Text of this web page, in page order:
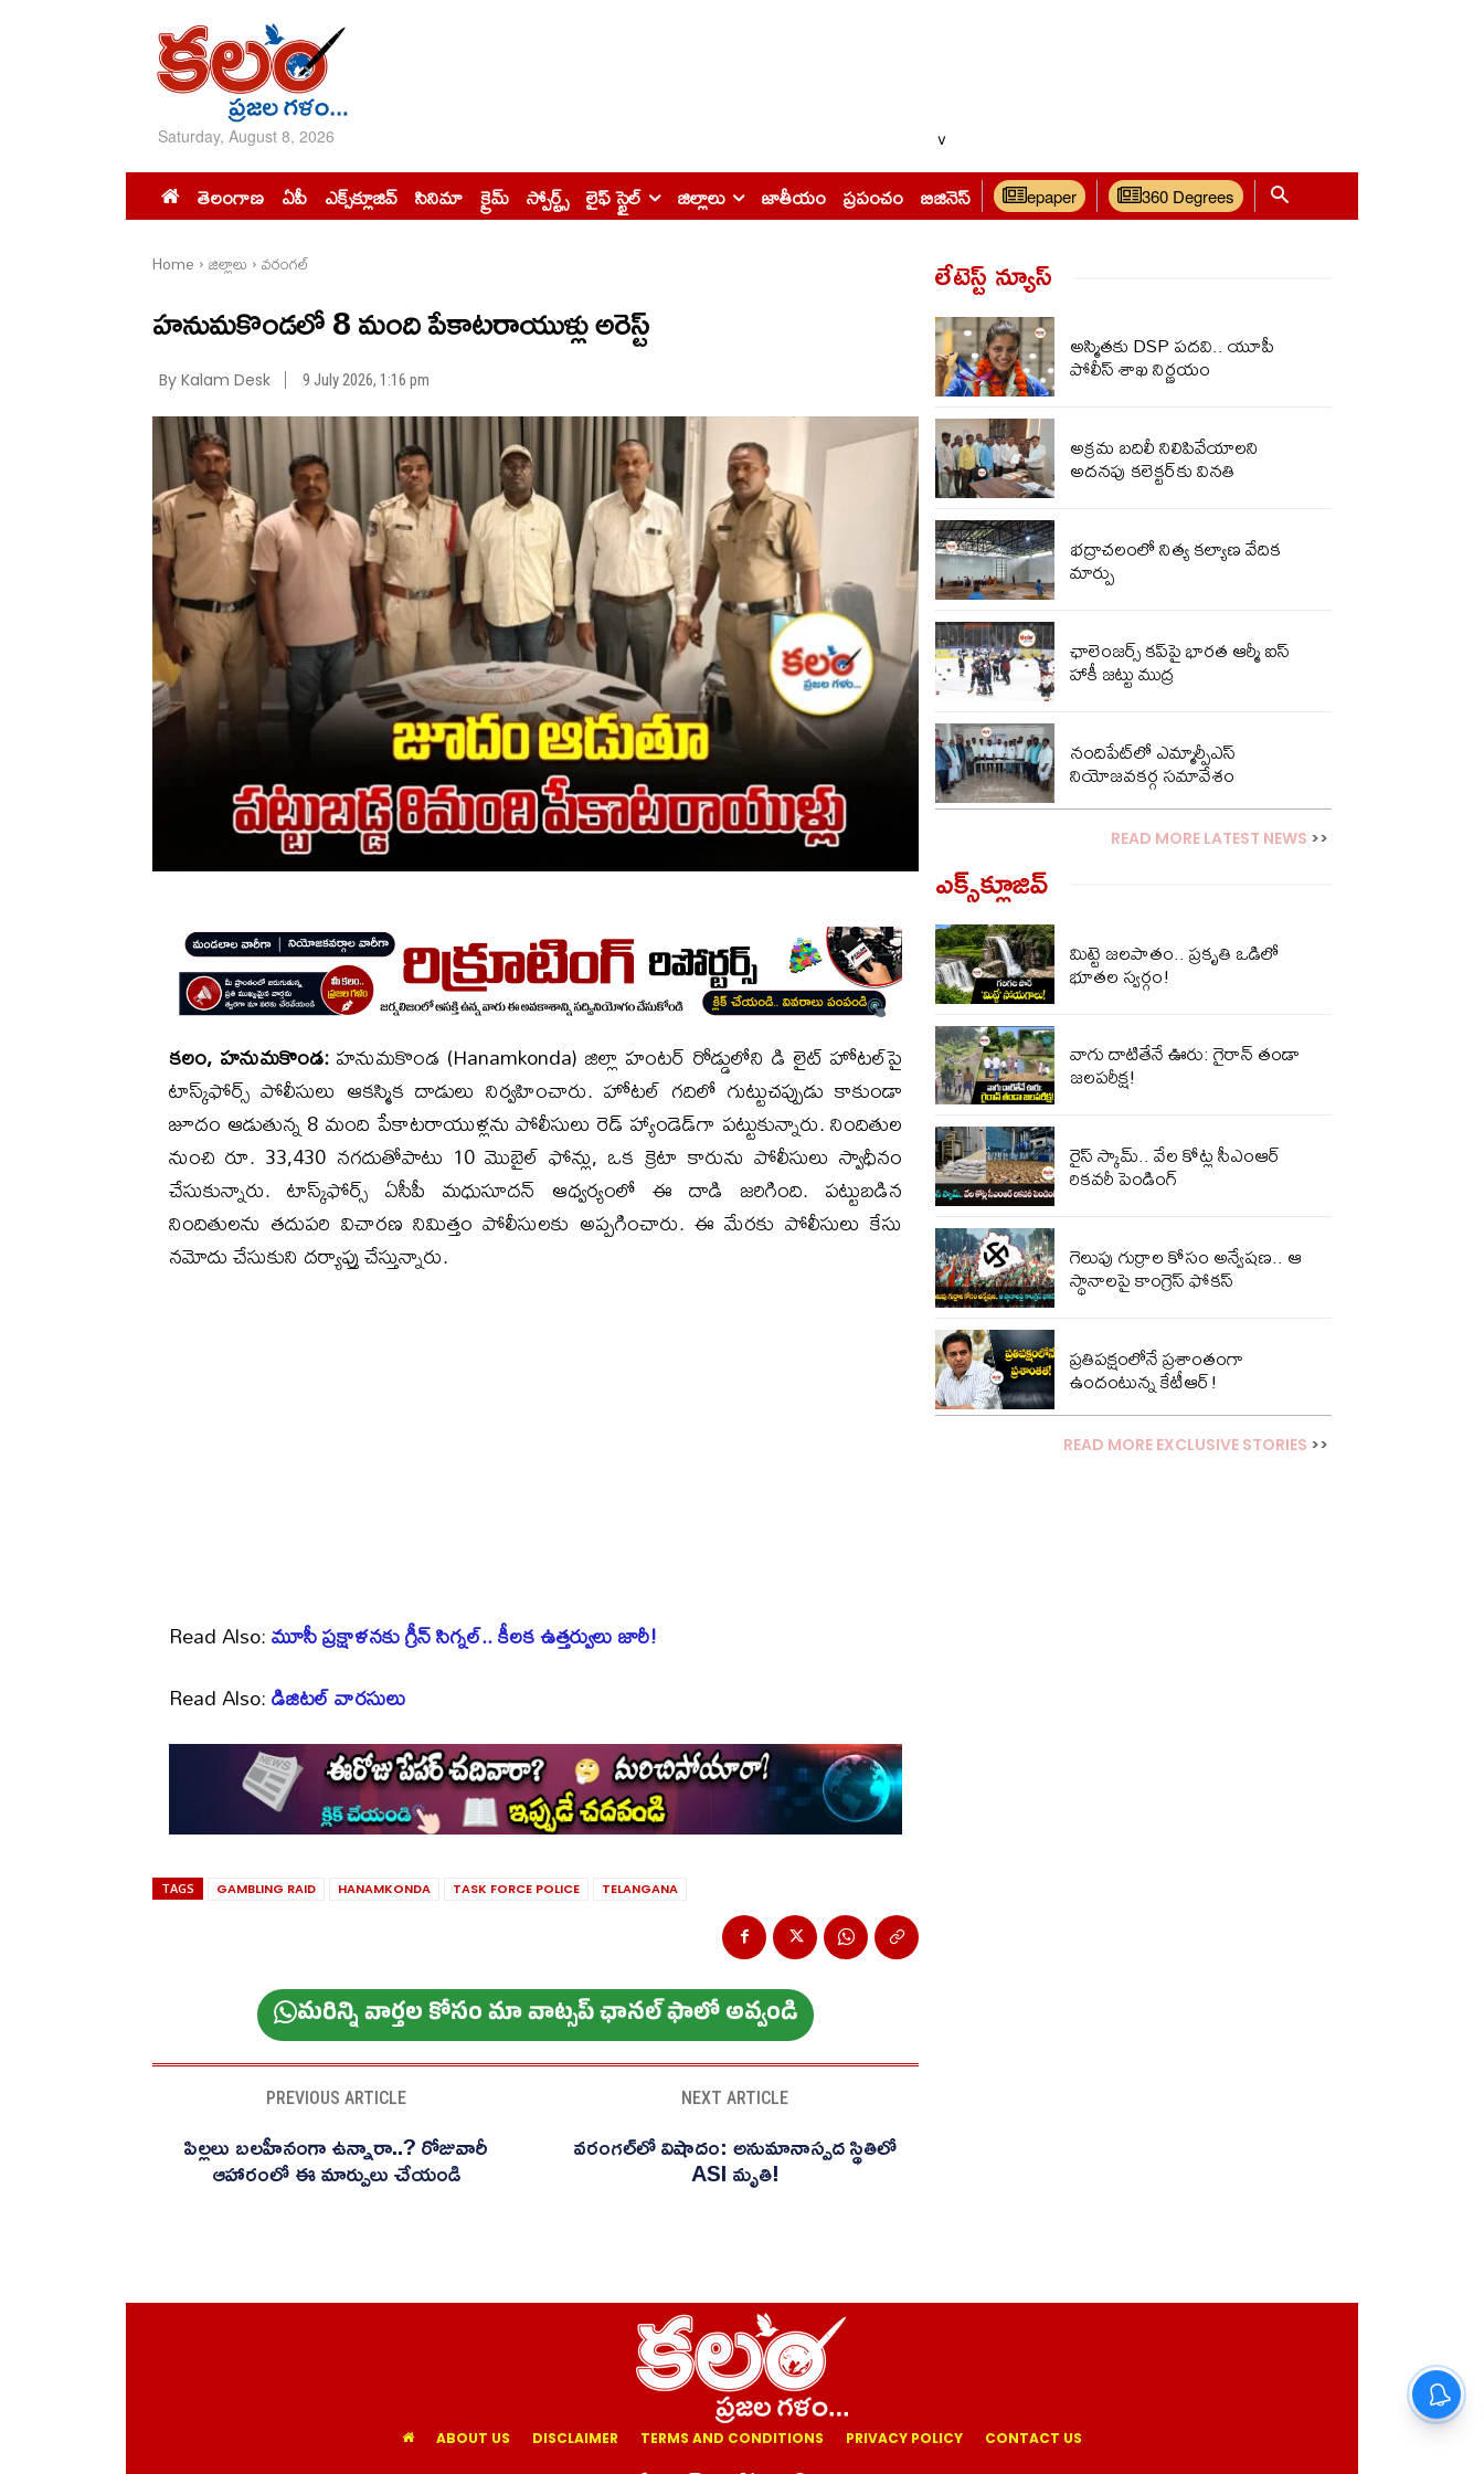
Saturday, August 8, 2026 v
తెలంగాణ ఏపీ ఎక్స్‌క్లూజివ్‌ సినిమా క్రైమ్ స్పోర్ట్స్ లైఫ్ స్టైల్ జిల్లాలు జాతీయం ప్రపంచం బిజినెస్ epaper 360 Degrees
Home జిల్లాలు వరంగల్
హనుమకొండలో 8 మంది పేకాటరాయుళ్లు అరెస్ట్
By Kalam Desk 9 July 2026, 1:16 pm
కలం, హనుమకొండ:హనుమకొండ (Hanamkonda) జిల్లా హంటర్ రోడ్డులోని డి లైట్ హోటల్‌పై
టాస్క్‌ఫోర్స్ పోలీసులు ఆకస్మిక దాడులు నిర్వహించారు. హోటల్ గదిలో గుట్టుచప్పుడు కాకుండా
జూదం ఆడుతున్న 8 మంది పేకాటరాయుళ్లను పోలీసులు రెడ్ హ్యాండెడ్‌గా పట్టుకున్నారు. నిందితుల
నుంచి రూ. 33,430 నగదుతోపాటు 10 మొబైల్ ఫోన్లు, ఒక క్రెటా కారును పోలీసులు స్వాధీనం
చేసుకున్నారు. టాస్క్‌ఫోర్స్ ఏసీపీ మధుసూదన్ ఆధ్వర్యంలో ఈ దాడి జరిగింది. పట్టుబడిన
నిందితులను తదుపరి విచారణ నిమిత్తం పోలీసులకు అప్పగించారు. ఈ మేరకు పోలీసులు కేసు
నమోదు చేసుకుని దర్యాప్తు చేస్తున్నారు.
Read Also:మూసీ ప్రక్షాళనకు గ్రీన్ సిగ్నల్.. కీలక ఉత్తర్వులు జారీ!
Read Also:డిజిటల్ వారసులు
TAGS GAMBLING RAID HANAMKONDA TASK FORCE POLICE TELANGANA
మ‌రిన్ని వార్త‌ల కోసం మా వాట్స‌ప్ ఛాన‌ల్ ఫాలో అవ్వండి
PREVIOUS ARTICLE
పిల్లలు బలహీనంగా ఉన్నారా..? రోజువారీ
ఆహారంలో ఈ మార్పులు చేయండి
NEXT ARTICLE
వరంగల్‌లో విషాదం: అనుమానాస్పద స్థితిలో
ASI మృతి!
లేటెస్ట్ న్యూస్‌
అస్మితకు DSP పదవి.. యూపీ
పోలీస్ శాఖ నిర్ణయం
అక్రమ బదిలీ నిలిపివేయాలని
అదనపు కలెక్టర్‌కు వినతి
భద్రాచలంలో నిత్య కల్యాణ వేదిక
మార్పు
ఛాలెంజర్స్ కప్‌పై భారత ఆర్మీ ఐస్
హాకీ జట్టు ముద్ర
నందిపేట్‌లో ఎమ్మార్పీఎస్
నియోజవకర్గ సమావేశం
READ MORE LATEST NEWS >>
ఎక్స్‌క్లూజివ్‌
మిట్టె జలపాతం.. ప్రకృతి ఒడిలో
భూతల స్వర్గం!
వాగు దాటితేనే ఊరు: గైరాన్ తండా
జలపరీక్ష!
రైస్ స్కామ్.. వేల కోట్ల‌ సీఎంఆర్
రికవరీ పెండింగ్
గెలుపు గుర్రాల కోసం అన్వేషణ.. ఆ
స్థానాలపై కాంగ్రెస్ ఫోకస్
ప్ర‌తిప‌క్షంలోనే ప్ర‌శాంతంగా
ఉందంటున్న కేటీఆర్!
READ MORE EXCLUSIVE STORIES >>
ABOUT US DISCLAIMER TERMS AND CONDITIONS PRIVACY POLICY CONTACT US